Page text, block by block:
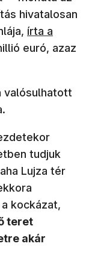
hivatalosan
(új ablakban
írta a
euró, azaz
valósulhatott
tudjuk
Lujza tér
kockázat,
teret
akár